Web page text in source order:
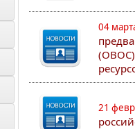
04
21